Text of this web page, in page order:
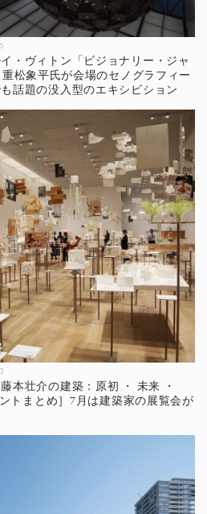
・ヴィトン「ビジョナリー・ジャ
松象平氏が会場のセノグラフィー
話題の没入型のエキシビション
本壮介の建築：原初 ・ 未来 ・
トまとめ］7月は建築家の展覧会が